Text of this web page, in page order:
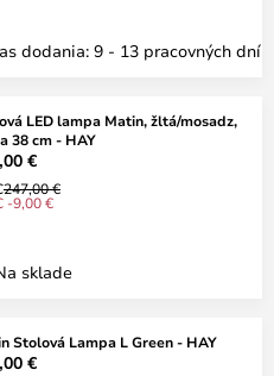
dodania: 9 - 13 pracovných dní
LED lampa Matin, žltá/mosadz,
38 cm - HAY
€
247,00 €
-9,00 €
sklade
Stolová Lampa L Green - HAY
€